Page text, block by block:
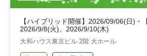
【ハイブリッド開催】2026/09/06(日)・
2026/9/8(火)、2026/9/10(木)
大和ハウス東京ビル 2階 大ホール